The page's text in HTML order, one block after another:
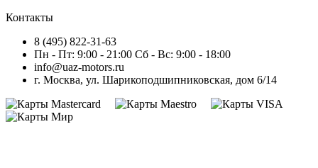
Контакты
8 (495) 822-31-63
Пн - Пт: 9:00 - 21:00 Сб - Вс: 9:00 - 18:00
info@uaz-motors.ru
г. Москва, ул. Шарикоподшипниковская, дом 6/14